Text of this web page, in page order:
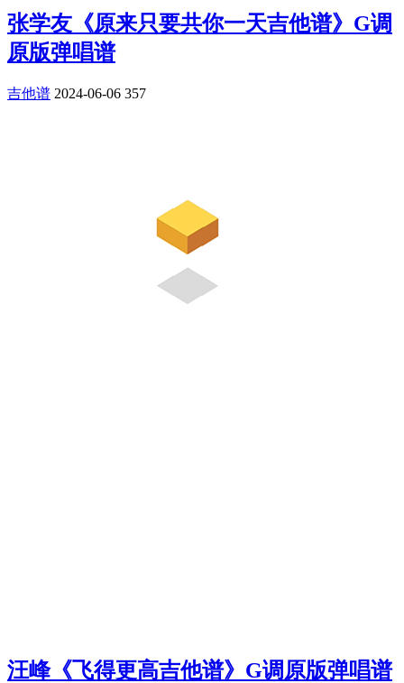
张学友《原来只要共你一天吉他谱》G调
原版弹唱谱
吉他谱 2024-06-06 357
汪峰《飞得更高吉他谱》G调原版弹唱谱